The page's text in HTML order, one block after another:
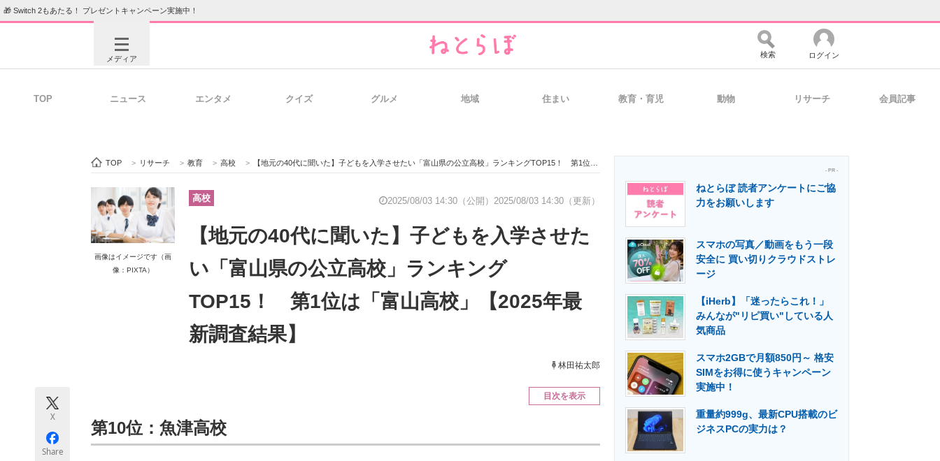
🎁 Switch 2もあたる！ プレゼントキャンペーン実施中！
メディア
ビジネスと働き方のヒント 経営リーダーのコミュニティ マーケ×ITの今がよく分かる
ITエンジニア向け専門サイト 企業向けIT製品の総合サイト 製造業のIT導入・活用を支援
モノづくり技術者専門サイト エレクトロニクス専門サイト エネルギーの専門メディア 建設×テクノロジーの最前線
検索 ログイン
TOP ニュース エンタメ クイズ グルメ 地域 住まい 教育・育児 動物 リサーチ 会員記事
TOP > リサーチ > 教育 > 高校 > 【地元の40代に聞いた】子どもを入学させたい「富山県の公立高校」ランキングTOP15！ 第1位は「富山高校」【2025年最新調査結果】
画像はイメージです（画
像：PIXTA）
高校 2025/08/03 14:30（公開） 2025/08/03 14:30（更新）
【地元の40代に聞いた】子どもを入学させた
い「富山県の公立高校」ランキング
TOP15！ 第1位は「富山高校」【2025年最
新調査結果】
林田祐太郎
X
Share
目次を表示
第10位：魚津高校
- PR -
ねとらぼ 読者アンケートにご協
力をお願いします
スマホの写真／動画をもう一段
安全に 買い切りクラウドストレ
ージ
【iHerb】「迷ったらこれ！」
みんなが"リピ買い"している人
気商品
スマホ2GBで月額850円～ 格安
SIMをお得に使うキャンペーン
実施中！
重量約999g、最新CPU搭載のビ
ジネスPCの実力は？